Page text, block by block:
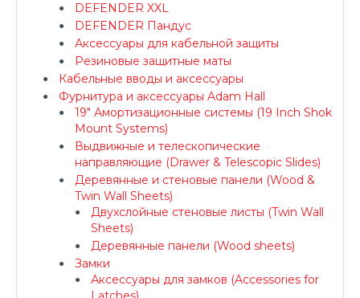
DEFENDER XXL
DEFENDER Пандус
Аксессуары для кабельной защиты
Резиновые защитные маты
Кабельные вводы и аксессуары
Фурнитура и аксессуары Adam Hall
19" Амортизационные системы (19 Inch Shok
Mount Systems)
Выдвижные и телескопические
направляющие (Drawer & Telescopic Slides)
Деревянные и стеновые панели (Wood &
Twin Wall Sheets)
Двухслойные стеновые листы (Twin Wall
Sheets)
Деревянные панели (Wood sheets)
Замки
Аксессуары для замков (Accessories for